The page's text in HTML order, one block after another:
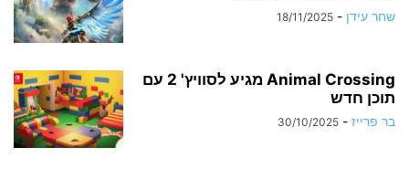
שחר עידן -
18/11/2025
Animal Crossing מגיע לסוויץ' 2 עם
תוכן חדש
בר פרייז -
30/10/2025